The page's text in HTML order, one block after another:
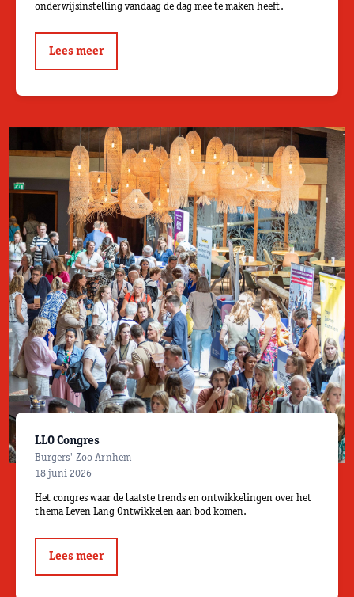
onderwijsinstelling vandaag de dag mee te maken heeft.
Lees meer
LLO Congres
Burgers' Zoo Arnhem
18 juni 2026
Het congres waar de laatste trends en ontwikkelingen over het
thema Leven Lang Ontwikkelen aan bod komen.
Lees meer